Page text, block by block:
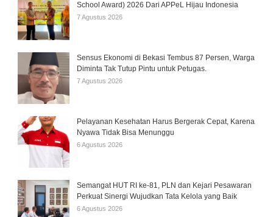
School Award) 2026 Dari APPeL Hijau Indonesia
7 Agustus 2026
Sensus Ekonomi di Bekasi Tembus 87 Persen, Warga
Diminta Tak Tutup Pintu untuk Petugas.
7 Agustus 2026
Pelayanan Kesehatan Harus Bergerak Cepat, Karena
Nyawa Tidak Bisa Menunggu
6 Agustus 2026
Semangat HUT RI ke-81, PLN dan Kejari Pesawaran
Perkuat Sinergi Wujudkan Tata Kelola yang Baik
6 Agustus 2026